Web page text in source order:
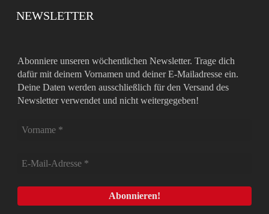
NEWSLETTER
Abonniere unseren wöchentlichen Newsletter. Trage dich
dafür mit deinem Vornamen und deiner E-Mailadresse ein.
Deine Daten werden ausschließlich für den Versand des
Newsletter verwendet und nicht weitergegeben!